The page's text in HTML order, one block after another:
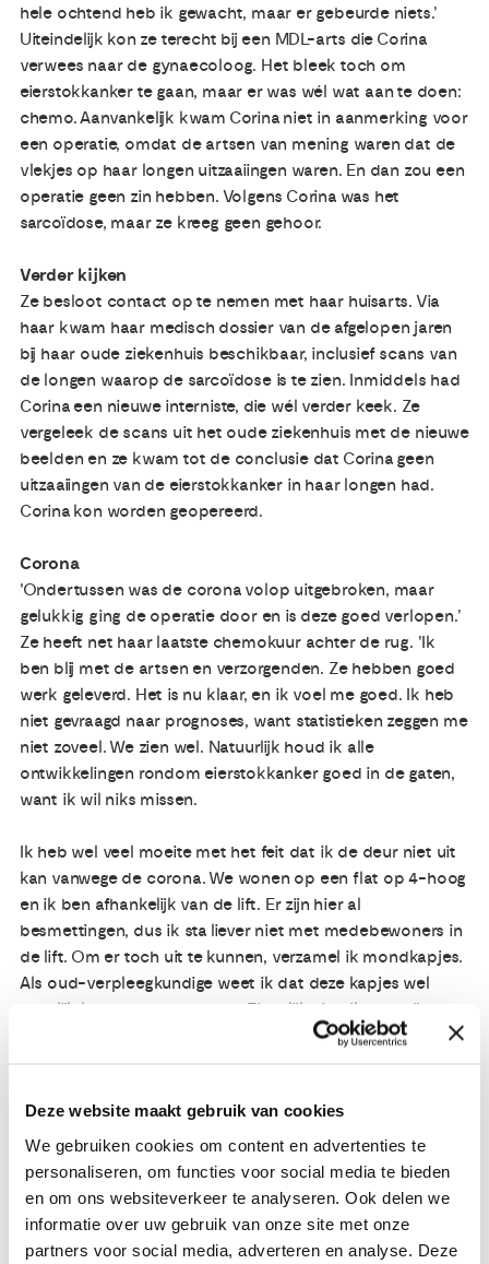
Deze website maakt gebruik van cookies
We gebruiken cookies om content en advertenties te
personaliseren, om functies voor social media te bieden
en om ons websiteverkeer te analyseren. Ook delen we
informatie over uw gebruik van onze site met onze
partners voor social media, adverteren en analyse. Deze
hele ochtend heb ik gewacht, maar er gebeurde niets.’
Uiteindelijk kon ze terecht bij een MDL-arts die Corina
verwees naar de gynaecoloog. Het bleek toch om
eierstokkanker te gaan, maar er was wél wat aan te doen:
chemo. Aanvankelijk kwam Corina niet in aanmerking voor
een operatie, omdat de artsen van mening waren dat de
vlekjes op haar longen uitzaaiingen waren. En dan zou een
operatie geen zin hebben. Volgens Corina was het
sarcoïdose, maar ze kreeg geen gehoor.
Verder kijken
Ze besloot contact op te nemen met haar huisarts. Via
haar kwam haar medisch dossier van de afgelopen jaren
bij haar oude ziekenhuis beschikbaar, inclusief scans van
de longen waarop de sarcoïdose is te zien. Inmiddels had
Corina een nieuwe interniste, die wél verder keek. Ze
vergeleek de scans uit het oude ziekenhuis met de nieuwe
beelden en ze kwam tot de conclusie dat Corina geen
uitzaaiingen van de eierstokkanker in haar longen had.
Corina kon worden geopereerd.
Corona
'Ondertussen was de corona volop uitgebroken, maar
gelukkig ging de operatie door en is deze goed verlopen.’
Ze heeft net haar laatste chemokuur achter de rug. 'Ik
ben blij met de artsen en verzorgenden. Ze hebben goed
werk geleverd. Het is nu klaar, en ik voel me goed. Ik heb
niet gevraagd naar prognoses, want statistieken zeggen me
niet zoveel. We zien wel. Natuurlijk houd ik alle
ontwikkelingen rondom eierstokkanker goed in de gaten,
want ik wil niks missen.
Ik heb wel veel moeite met het feit dat ik de deur niet uit
kan vanwege de corona. We wonen op een flat op 4-hoog
en ik ben afhankelijk van de lift. Er zijn hier al
besmettingen, dus ik sta liever niet met medebewoners in
de lift. Om er toch uit te kunnen, verzamel ik mondkapjes.
Als oud-verpleegkundige weet ik dat deze kapjes wel
degelijk kunnen beschermen. Eigenlijk vind ik deze tijd
moeilijker dan de periode waarin ik werd behandeld voor
controle krijgen.'
Corina vertelde haar verhaal in april 2020. Ondertussen
kunnen er veranderingen in haar gezondheid zijn
opgetreden.